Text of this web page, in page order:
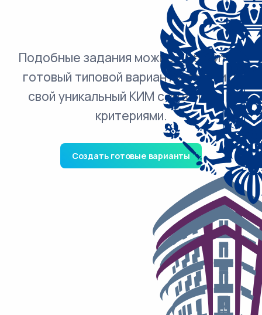
Подобные задания можно добавить в
готовый типовой вариант и получить
свой уникальный КИМ с ответами и
критериями.
Создать готовые варианты